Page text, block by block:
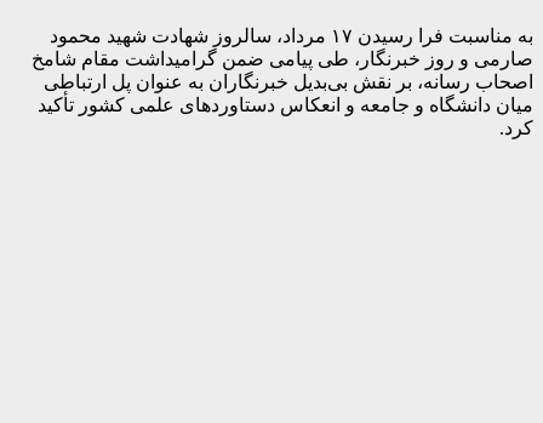
به مناسبت فرا رسیدن ۱۷ مرداد، سالروز شهادت شهید محمود
صارمی و روز خبرنگار، طی پیامی ضمن گرامیداشت مقام شامخ
اصحاب رسانه، بر نقش بی‌بدیل خبرنگاران به عنوان پل ارتباطی
میان دانشگاه و جامعه و انعکاس دستاوردهای علمی کشور تأکید
کرد.